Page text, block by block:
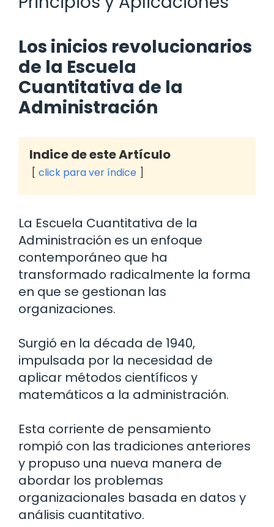
Los inicios revolucionarios
de la Escuela
Cuantitativa de la
Administración
Indice de este Artículo
click para ver índice
La Escuela Cuantitativa de la
Administración es un enfoque
contemporáneo que ha
transformado radicalmente la forma
en que se gestionan las
organizaciones.
Surgió en la década de 1940,
impulsada por la necesidad de
aplicar métodos científicos y
matemáticos a la administración.
Esta corriente de pensamiento
rompió con las tradiciones anteriores
y propuso una nueva manera de
abordar los problemas
organizacionales basada en datos y
análisis cuantitativo.